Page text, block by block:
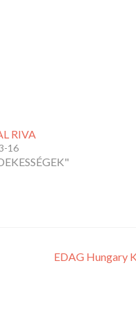
RIVA
16
EDAG Hungary